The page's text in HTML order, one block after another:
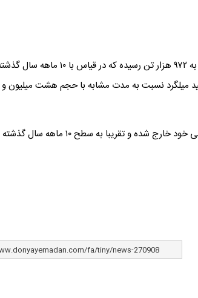
بر اساس این آمارها، میزان تولید تیر آهن طی ۱۰ ماهه امسال به
با این حال، ‌ تولید ورق‌های فولادی پس از ماه‌ها از روند کاهشی خود